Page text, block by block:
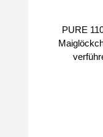
PURE
rebellisch